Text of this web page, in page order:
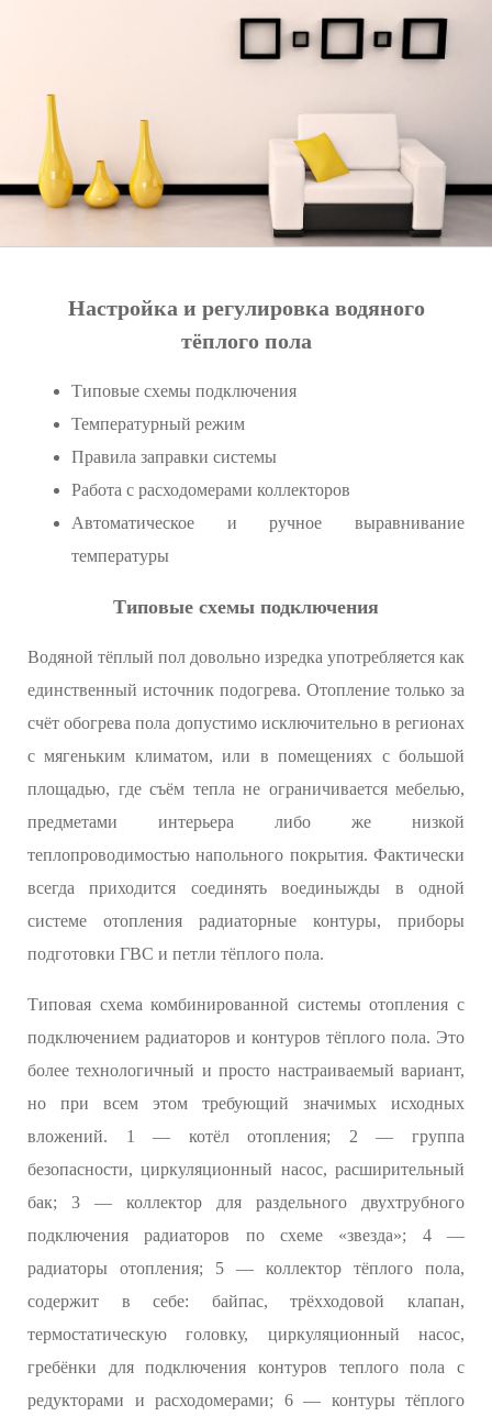
Настройка и регулировка водяного
тёплого пола
Типовые схемы подключения
Температурный режим
Правила заправки системы
Работа с расходомерами коллекторов
Автоматическое и ручное выравнивание
температуры
Типовые схемы подключения
Водяной тёплый пол довольно изредка употребляется как
единственный источник подогрева. Отопление только за
счёт обогрева пола допустимо исключительно в регионах
с мягеньким климатом, или в помещениях с большой
площадью, где съём тепла не ограничивается мебелью,
предметами интерьера либо же низкой
теплопроводимостью напольного покрытия. Фактически
всегда приходится соединять воединыжды в одной
системе отопления радиаторные контуры, приборы
подготовки ГВС и петли тёплого пола.
Типовая схема комбинированной системы отопления с
подключением радиаторов и контуров тёплого пола. Это
более технологичный и просто настраиваемый вариант,
но при всем этом требующий значимых исходных
вложений. 1 — котёл отопления; 2 — группа
безопасности, циркуляционный насос, расширительный
бак; 3 — коллектор для раздельного двухтрубного
подключения радиаторов по схеме «звезда»; 4 —
радиаторы отопления; 5 — коллектор тёплого пола,
содержит в себе: байпас, трёхходовой клапан,
термостатическую головку, циркуляционный насос,
гребёнки для подключения контуров теплого пола с
редукторами и расходомерами; 6 — контуры тёплого